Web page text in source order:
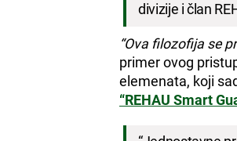
divizije i član
“Ova filozofija se
primer ovog
elemenata, koji
“REHAU Smart